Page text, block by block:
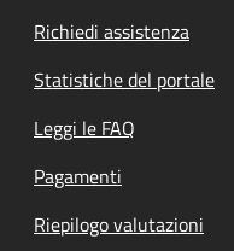
Richiedi assistenza
Statistiche del portale
Leggi le FAQ
Pagamenti
Riepilogo valutazioni